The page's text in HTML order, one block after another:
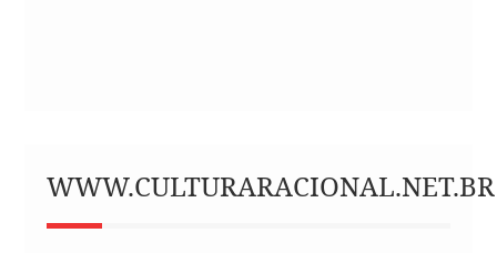
WWW.CULTURARACIONAL.NET.BR